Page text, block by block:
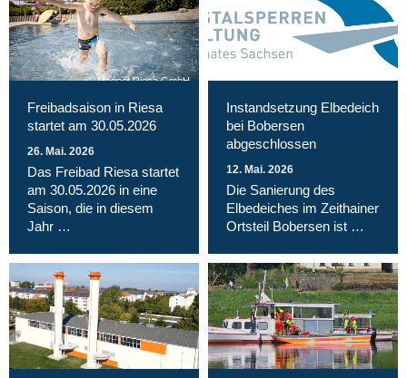
Magnet Riesa GmbH
Freibadsaison in Riesa
startet am 30.05.2026
26. Mai. 2026
Das Freibad Riesa startet
am 30.05.2026 in eine
Saison, die in diesem
Jahr …
Instandsetzung Elbedeich
bei Bobersen
abgeschlossen
12. Mai. 2026
Die Sanierung des
Elbedeiches im Zeithainer
Ortsteil Bobersen ist …